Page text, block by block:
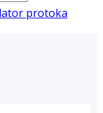
protoka